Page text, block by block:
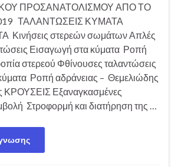
ΠΡΟΣΑΝΑΤΟΛΙΣΜΟΥ ΑΠΟ ΤΟ
ΤΑΛΑΝΤΩΣΕΙΣ ΚΥΜΑΤΑ
στερεών σωμάτων Απλές
Εισαγωγή στα κύματα Ροπή
στερεού Φθίνουσες ταλαντώσεις
Ροπή αδράνειας – Θεμελιώδης
ΚΡΟΥΣΕΙΣ Εξαναγκασμένες
Στροφορμή και διατήρηση της …